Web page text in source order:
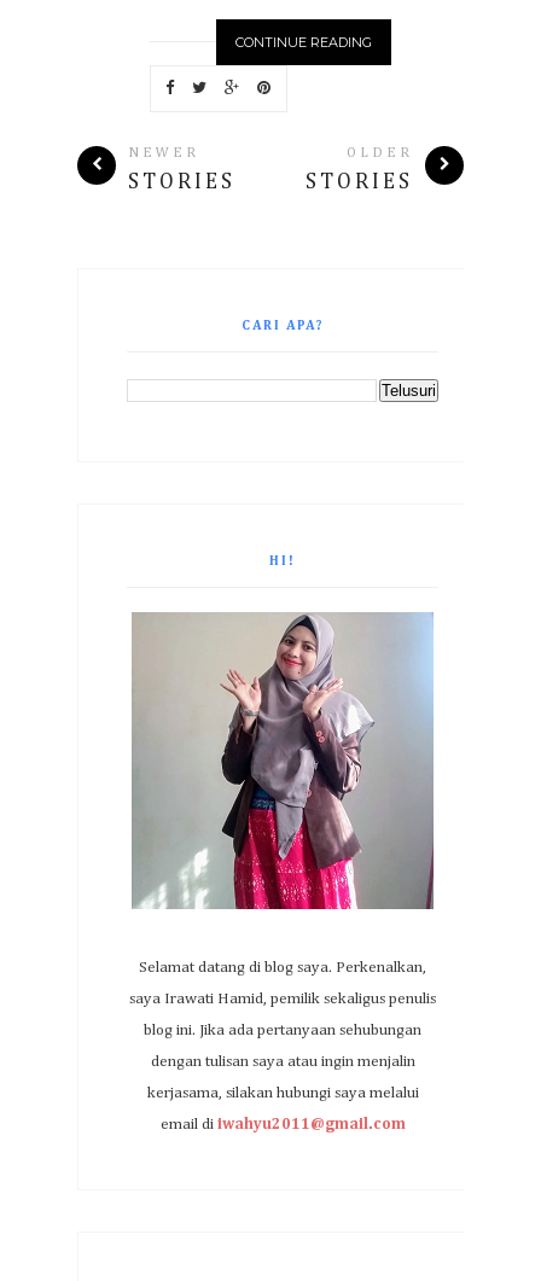
CONTINUE READING
NEWER
STORIES
OLDER
STORIES
CARI APA?
HI!
Selamat datang di blog saya. Perkenalkan,
saya Irawati Hamid, pemilik sekaligus penulis
blog ini. Jika ada pertanyaan sehubungan
dengan tulisan saya atau ingin menjalin
kerjasama, silakan hubungi saya melalui
email di iwahyu2011@gmail.com